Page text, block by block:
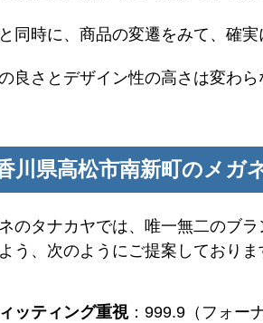
同時に、商品の変遷をみて、確
良さとデザイン性の高さは変わら
川県高松市南新町のメガ
のタナカヤでは、唯一無二のブ
う、次のようにご提案しておりま
ッティング重視：999.9（フォー